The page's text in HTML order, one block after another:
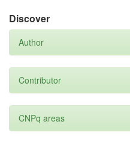
Discover
Author
Contributor
CNPq areas